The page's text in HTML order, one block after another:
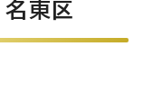
名東区